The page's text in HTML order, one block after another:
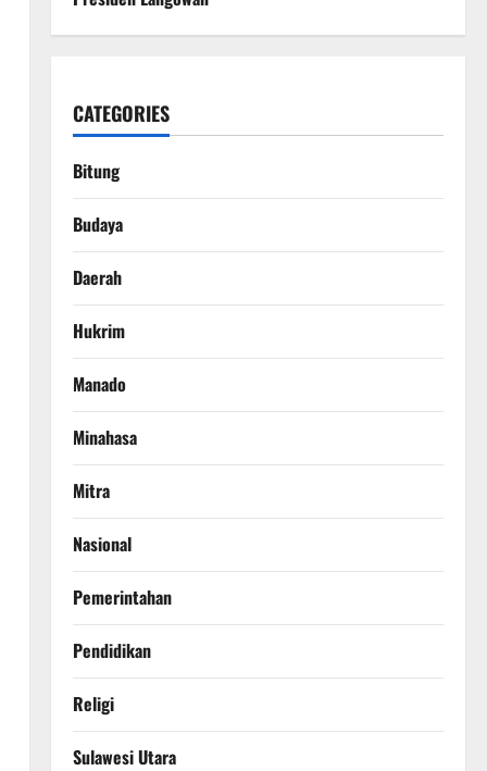
CATEGORIES
Bitung
Budaya
Daerah
Hukrim
Manado
Minahasa
Mitra
Nasional
Pemerintahan
Pendidikan
Religi
Sulawesi Utara